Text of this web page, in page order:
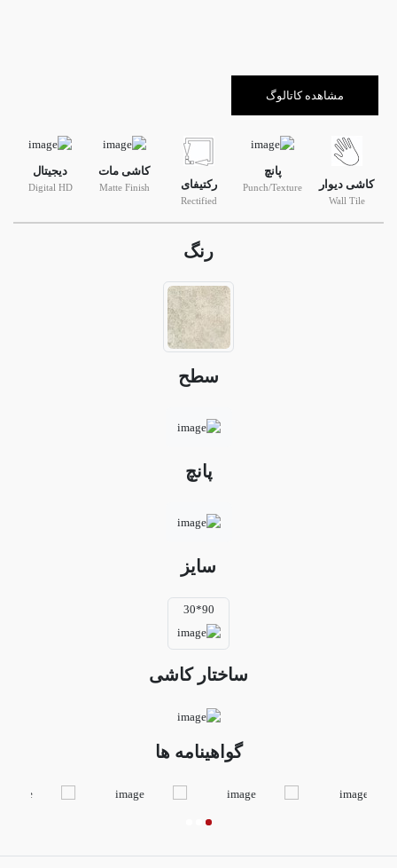
مشاهده کاتالوگ
کاشی دیوار
Wall Tile
پانچ
Punch/Texture رکتیفای
Rectified
کاشی مات
Matte Finish
دیجیتال
Digital HD
رنگ
سطح
پانچ
سایز
90*30
ساختار کاشی
گواهینامه ها